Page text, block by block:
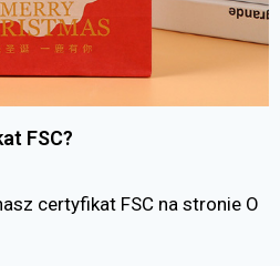
FSC?
certyfikat FSC na stronie O